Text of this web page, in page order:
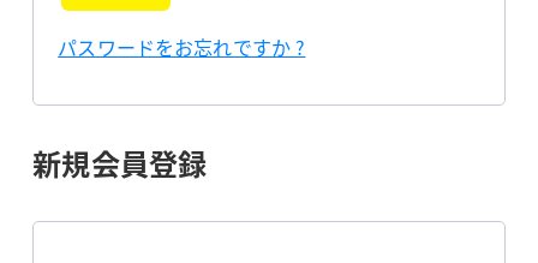
パスワードをお忘れですか ?
新規会員登録